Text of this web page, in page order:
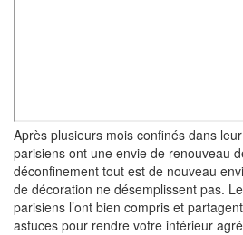
Après plusieurs mois confinés dans
parisiens ont une envie de renouveau
déconfinement tout est de nouveau
de décoration ne désemplissent pas.
parisiens l’ont bien compris et
astuces pour rendre votre intérieur